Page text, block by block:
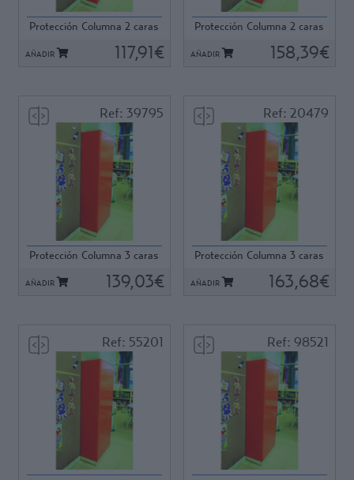
Protección Columna 2 caras
en L - 40x40x...
AÑADIR 117,91€
Protección Columna 2 caras
en L - 40x40x...
AÑADIR 158,39€
Ref: 39795
Protección Columna 3 caras
en U 25x25x25...
AÑADIR 139,03€
Ref: 39795
Ref: 20479
Protección Columna 3 caras
en U 25x25x25...
AÑADIR 163,68€
Ref: 20479
Ref: 55201
Ref: 55201
Ref: 98521
Ref: 98521